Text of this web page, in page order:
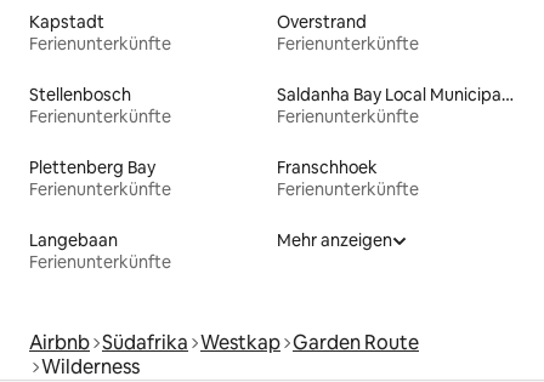
Kapstadt
Ferienunterkünfte
Overstrand
Ferienunterkünfte
Stellenbosch
Ferienunterkünfte
Saldanha Bay Local Municipality
Ferienunterkünfte
Plettenberg Bay
Ferienunterkünfte
Franschhoek
Ferienunterkünfte
Langebaan
Ferienunterkünfte
Mehr anzeigen
Airbnb Südafrika Westkap Garden Route
Wilderness